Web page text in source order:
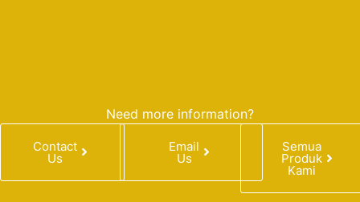
Need more information?
Contact
Us
Email
Us
Semua
Produk
Kami